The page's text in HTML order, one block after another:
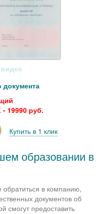
19990 руб.
Купить в 1 клик
образовании в
в компанию,
документов об
смогут предоставить